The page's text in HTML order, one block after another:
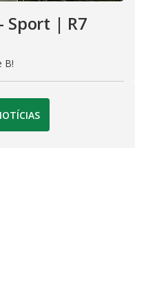
Sport | R7
B!